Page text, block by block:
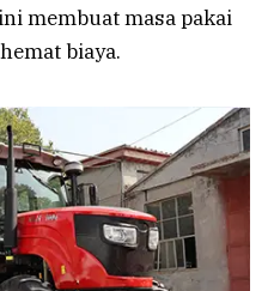
membuat masa pakai
biaya.